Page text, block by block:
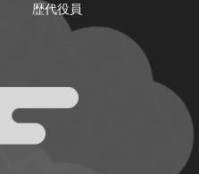
歴代役員